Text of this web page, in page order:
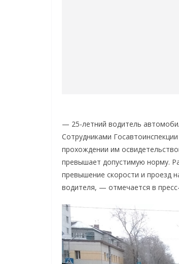
— 25-летний водитель
Сотрудниками
прохождении им
превышает допустимую норму.
превышение скорости и проезд
водителя, — отмечается в